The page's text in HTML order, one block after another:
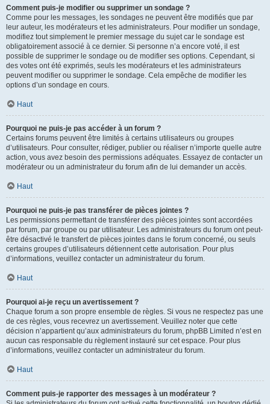
Comment puis-je modifier ou supprimer un sondage ?
Comme pour les messages, les sondages ne peuvent être modifiés que par
leur auteur, les modérateurs et les administrateurs. Pour modifier un sondage,
modifiez tout simplement le premier message du sujet car le sondage est
obligatoirement associé à ce dernier. Si personne n’a encore voté, il est
possible de supprimer le sondage ou de modifier ses options. Cependant, si
des votes ont été exprimés, seuls les modérateurs et les administrateurs
peuvent modifier ou supprimer le sondage. Cela empêche de modifier les
options d’un sondage en cours.
Haut
Pourquoi ne puis-je pas accéder à un forum ?
Certains forums peuvent être limités à certains utilisateurs ou groupes
d’utilisateurs. Pour consulter, rédiger, publier ou réaliser n’importe quelle autre
action, vous avez besoin des permissions adéquates. Essayez de contacter un
modérateur ou un administrateur du forum afin de lui demander un accès.
Haut
Pourquoi ne puis-je pas transférer de pièces jointes ?
Les permissions permettant de transférer des pièces jointes sont accordées
par forum, par groupe ou par utilisateur. Les administrateurs du forum ont peut-
être désactivé le transfert de pièces jointes dans le forum concerné, ou seuls
certains groupes d’utilisateurs détiennent cette autorisation. Pour plus
d’informations, veuillez contacter un administrateur du forum.
Haut
Pourquoi ai-je reçu un avertissement ?
Chaque forum a son propre ensemble de règles. Si vous ne respectez pas une
de ces règles, vous recevrez un avertissement. Veuillez noter que cette
décision n’appartient qu’aux administrateurs du forum, phpBB Limited n’est en
aucun cas responsable du règlement instauré sur cet espace. Pour plus
d’informations, veuillez contacter un administrateur du forum.
Haut
Comment puis-je rapporter des messages à un modérateur ?